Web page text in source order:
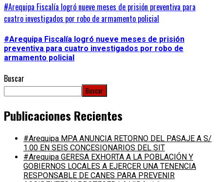
#Arequipa Fiscalía logró nueve meses de prisión preventiva para
cuatro investigados por robo de armamento policial
#Arequipa Fiscalía logró nueve meses de prisión
preventiva para cuatro investigados por robo de
armamento policial
Buscar
Buscar
Publicaciones Recientes
#Arequipa MPA ANUNCIA RETORNO DEL PASAJE A S/
1.00 EN SEIS CONCESIONARIOS DEL SIT
#Arequipa GERESA EXHORTA A LA POBLACIÓN Y
GOBIERNOS LOCALES A EJERCER UNA TENENCIA
RESPONSABLE DE CANES PARA PREVENIR